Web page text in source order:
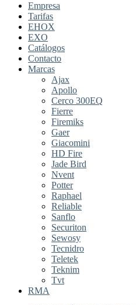
Empresa
Tarifas
EHOX
EXO
Catálogos
Contacto
Marcas
Ajax
Apollo
Cerco 300EQ
Fierre
Firemiks
Gaer
Giacomini
HD Fire
Jade Bird
Nvent
Potter
Raphael
Reliable
Sanflo
Securiton
Sewosy
Tecnidro
Teletek
Teknim
Tvt
RMA